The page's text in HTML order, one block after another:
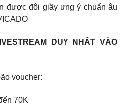
được đôi giầy ưng ý chuẩn âu
DUY NHẤT VÀO
voucher:
70K